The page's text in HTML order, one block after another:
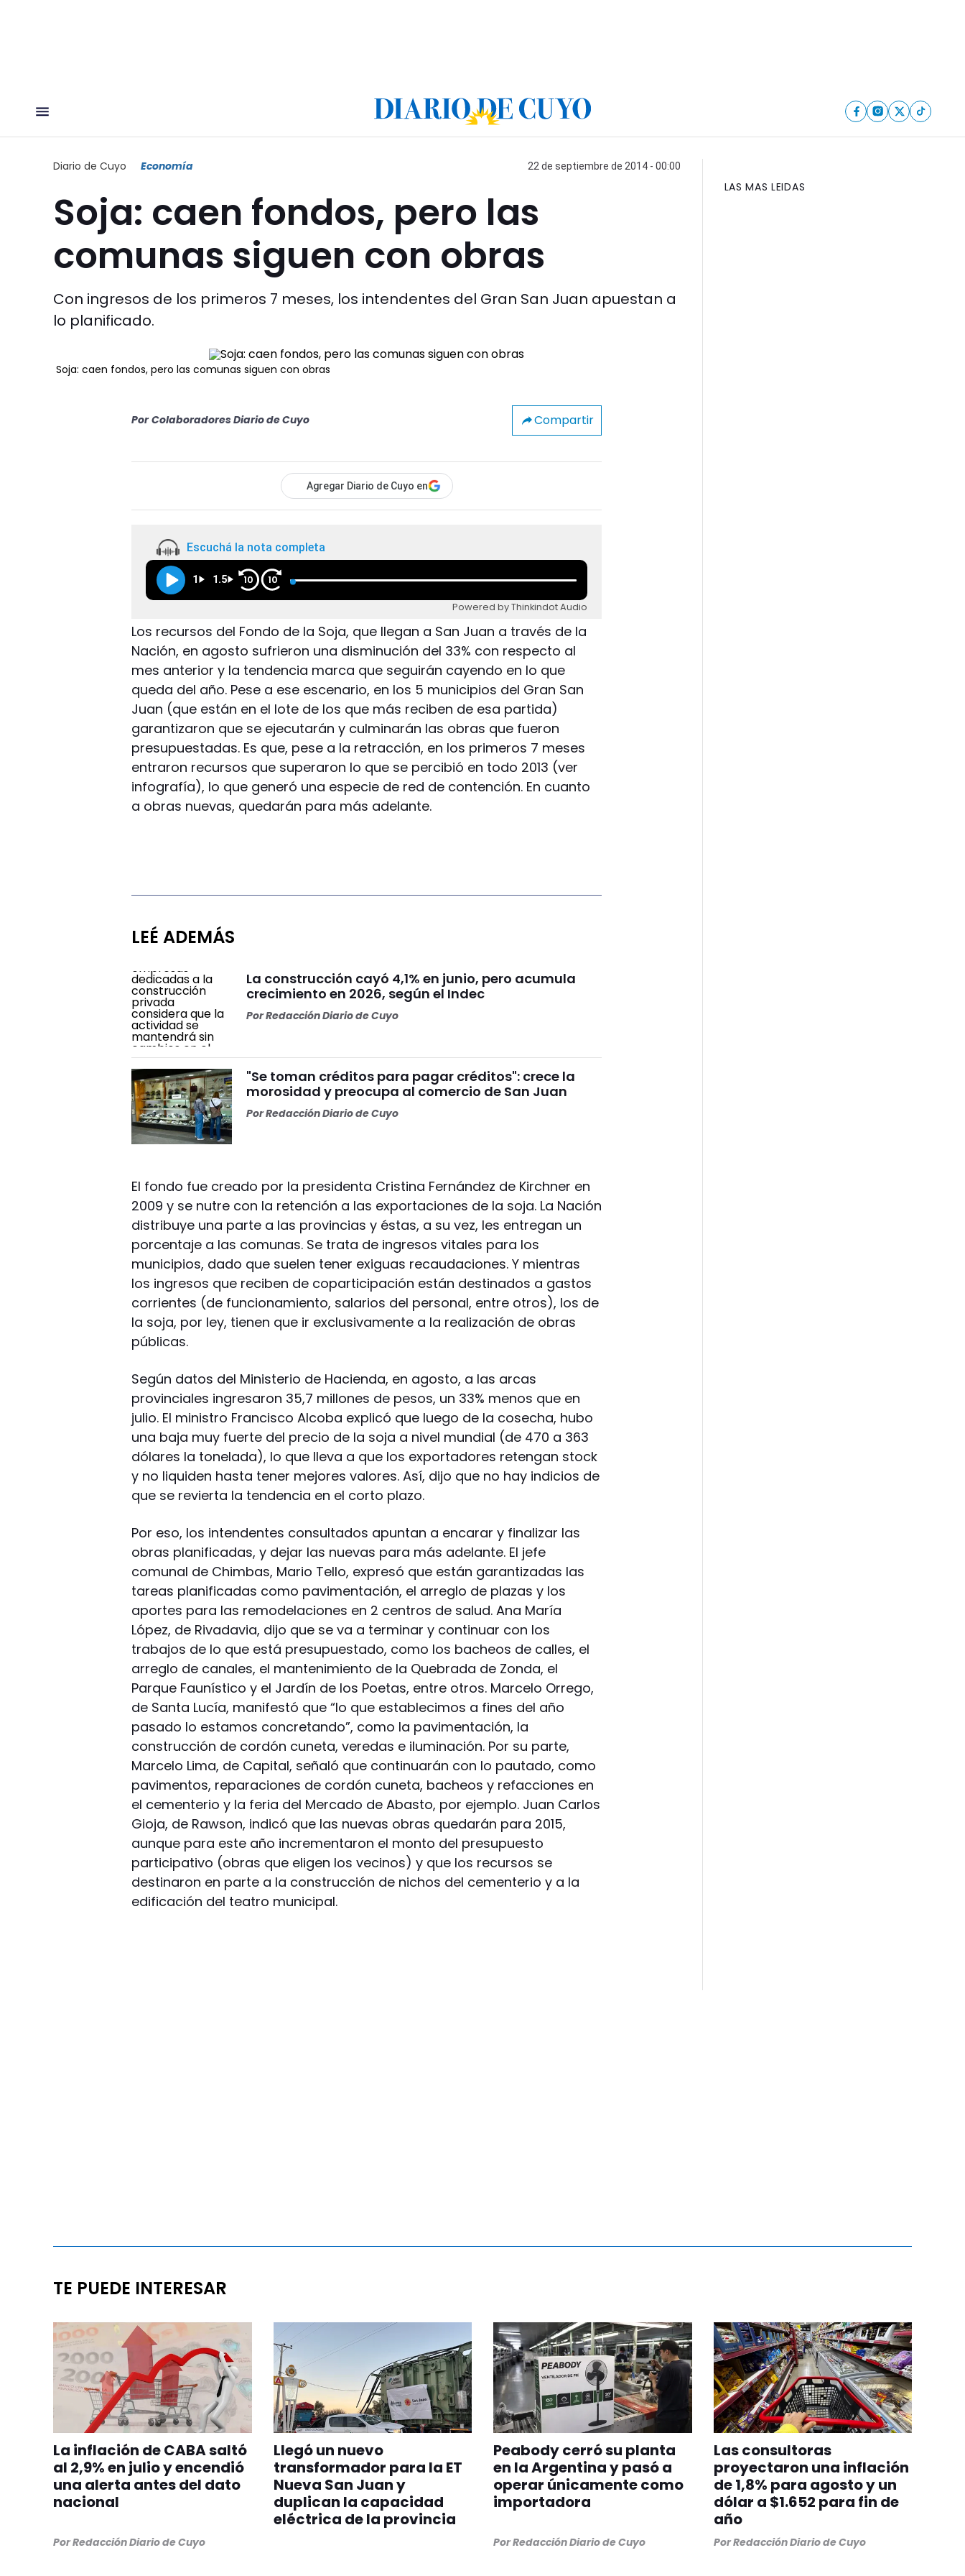
Diario de Cuyo Economía 22 de septiembre de 2014 - 00:00
Soja: caen fondos, pero las
comunas siguen con obras
Con ingresos de los primeros 7 meses, los intendentes del Gran San Juan apuestan a
lo planificado.
Soja: caen fondos, pero las comunas siguen con obras
Por Colaboradores Diario de Cuyo Compartir
Agregar Diario de Cuyo en
Escuchá la nota completa
1 1.5 10 10
Powered by Thinkindot Audio
Los recursos del Fondo de la Soja, que llegan a San Juan a través de la
Nación, en agosto sufrieron una disminución del 33% con respecto al
mes anterior y la tendencia marca que seguirán cayendo en lo que
queda del año. Pese a ese escenario, en los 5 municipios del Gran San
Juan (que están en el lote de los que más reciben de esa partida)
garantizaron que se ejecutarán y culminarán las obras que fueron
presupuestadas. Es que, pese a la retracción, en los primeros 7 meses
entraron recursos que superaron lo que se percibió en todo 2013 (ver
infografía), lo que generó una especie de red de contención. En cuanto
a obras nuevas, quedarán para más adelante.
LEÉ ADEMÁS
La construcción cayó 4,1% en junio, pero acumula
crecimiento en 2026, según el Indec
PorRedacción Diario de Cuyo
"Se toman créditos para pagar créditos": crece la
morosidad y preocupa al comercio de San Juan
PorRedacción Diario de Cuyo
El fondo fue creado por la presidenta Cristina Fernández de Kirchner en
2009 y se nutre con la retención a las exportaciones de la soja. La Nación
distribuye una parte a las provincias y éstas, a su vez, les entregan un
porcentaje a las comunas. Se trata de ingresos vitales para los
municipios, dado que suelen tener exiguas recaudaciones. Y mientras
los ingresos que reciben de coparticipación están destinados a gastos
corrientes (de funcionamiento, salarios del personal, entre otros), los de
la soja, por ley, tienen que ir exclusivamente a la realización de obras
públicas.
Según datos del Ministerio de Hacienda, en agosto, a las arcas
provinciales ingresaron 35,7 millones de pesos, un 33% menos que en
julio. El ministro Francisco Alcoba explicó que luego de la cosecha, hubo
una baja muy fuerte del precio de la soja a nivel mundial (de 470 a 363
dólares la tonelada), lo que lleva a que los exportadores retengan stock
y no liquiden hasta tener mejores valores. Así, dijo que no hay indicios de
que se revierta la tendencia en el corto plazo.
Por eso, los intendentes consultados apuntan a encarar y finalizar las
obras planificadas, y dejar las nuevas para más adelante. El jefe
comunal de Chimbas, Mario Tello, expresó que están garantizadas las
tareas planificadas como pavimentación, el arreglo de plazas y los
aportes para las remodelaciones en 2 centros de salud. Ana María
López, de Rivadavia, dijo que se va a terminar y continuar con los
trabajos de lo que está presupuestado, como los bacheos de calles, el
arreglo de canales, el mantenimiento de la Quebrada de Zonda, el
Parque Faunístico y el Jardín de los Poetas, entre otros. Marcelo Orrego,
de Santa Lucía, manifestó que “lo que establecimos a fines del año
pasado lo estamos concretando”, como la pavimentación, la
construcción de cordón cuneta, veredas e iluminación. Por su parte,
Marcelo Lima, de Capital, señaló que continuarán con lo pautado, como
pavimentos, reparaciones de cordón cuneta, bacheos y refacciones en
el cementerio y la feria del Mercado de Abasto, por ejemplo. Juan Carlos
Gioja, de Rawson, indicó que las nuevas obras quedarán para 2015,
aunque para este año incrementaron el monto del presupuesto
participativo (obras que eligen los vecinos) y que los recursos se
destinaron en parte a la construcción de nichos del cementerio y a la
edificación del teatro municipal.
LAS MAS LEIDAS
TE PUEDE INTERESAR
La inflación de CABA saltó
al 2,9% en julio y encendió
una alerta antes del dato
nacional
PorRedacción Diario de Cuyo
Llegó un nuevo
transformador para la ET
Nueva San Juan y
duplican la capacidad
eléctrica de la provincia
Peabody cerró su planta
en la Argentina y pasó a
operar únicamente como
importadora
PorRedacción Diario de Cuyo
Las consultoras
proyectaron una inflación
de 1,8% para agosto y un
dólar a $1.652 para fin de
año
PorRedacción Diario de Cuyo